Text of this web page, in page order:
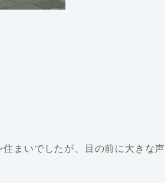
まいでしたが、目の前に大きな声